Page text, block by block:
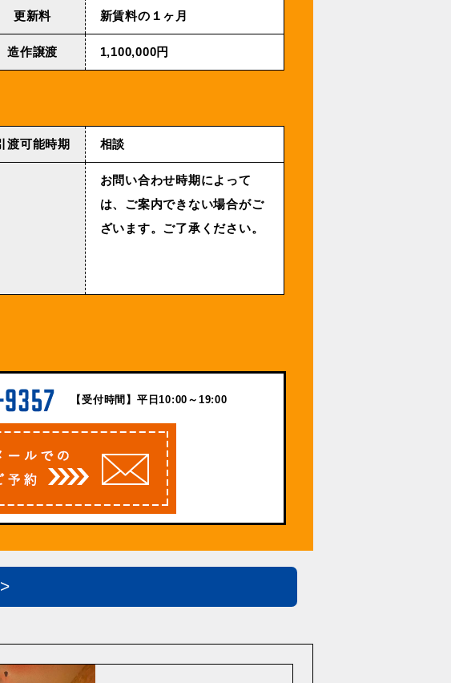
更新料 新賃料の１ヶ月
造作譲渡 1,100,000円
渡可能時期 相談
お問い合わせ時期によって
は、ご案内できない場合がご
ざいます。ご了承ください。
【受付時間】平日10:00～19:00